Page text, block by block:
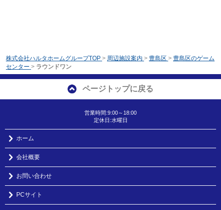
株式会社ハルタホームグループTOP > 周辺施設案内 > 豊島区 > 豊島区のゲーム
センター > ラウンドワン
ページトップに戻る
営業時間:9:00～18:00
定休日:水曜日
ホーム
会社概要
お問い合わせ
PCサイト